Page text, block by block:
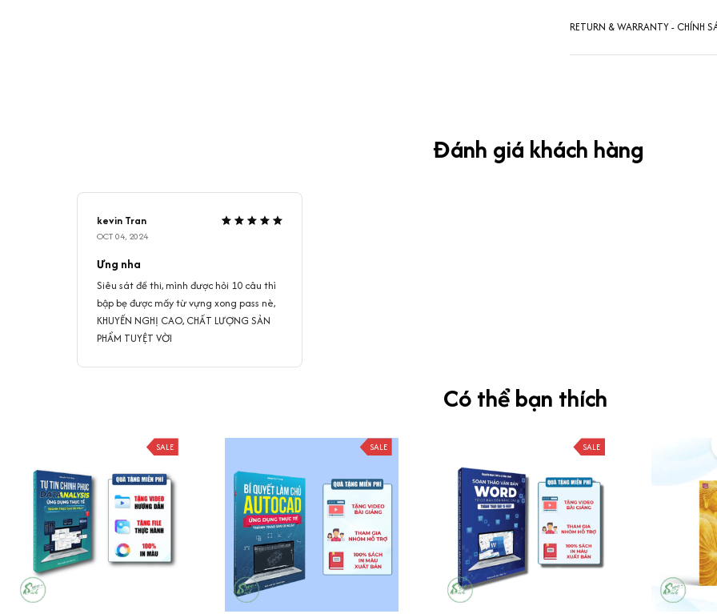
RETURN & WARRANTY - CHÍNH
Đánh giá khách hàng
kevin Tran
OCT 04, 2024
Ưng nha
Siêu sát đề thi, mình được hỏi 10 câu thì
bập bẹ được mấy từ vựng xong pass nè,
KHUYẾN NGHỊ CAO, CHẤT LƯỢNG SẢN
PHẨM TUYỆT VỜI
Có thể bạn thích
SALE SALE SALE